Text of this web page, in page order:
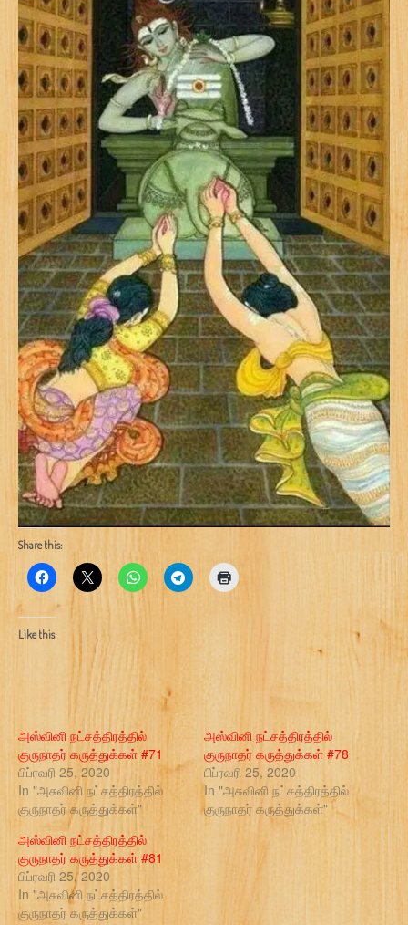
Share this:
Like this:
அஸ்வினி நட்சத்திரத்தில்
குருநாதர் கருத்துக்கள் #71
பிப்ரவரி 25, 2020
In "அசுவினி நட்சத்திரத்தில்
குருநாதர் கருத்துக்கள்"
அஸ்வினி நட்சத்திரத்தில்
குருநாதர் கருத்துக்கள் #78
பிப்ரவரி 25, 2020
In "அசுவினி நட்சத்திரத்தில்
குருநாதர் கருத்துக்கள்"
அஸ்வினி நட்சத்திரத்தில்
குருநாதர் கருத்துக்கள் #81
பிப்ரவரி 25, 2020
In "அசுவினி நட்சத்திரத்தில்
குருநாதர் கருத்துக்கள்"